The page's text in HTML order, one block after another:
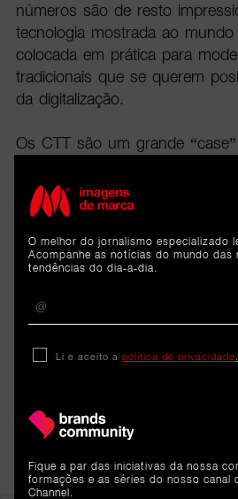
números são de resto
tecnologia mostrada ao
colocada em prática para
tradicionais que se querem
da digitalização.
Os CTT são um grande
inovações da marca para a
processos e o programa de
Enviamos assim um postal
claro está, pela mão humana!
O melhor do jornalismo especializado
Acompanhe as notícias do mundo das
tendências do dia-a-dia.
Li e aceito a política de privacidade
Fique a par das iniciativas da nossa
formações e as séries do nosso canal
Channel.